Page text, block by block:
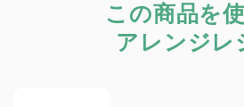
この商品を
アレンジレ